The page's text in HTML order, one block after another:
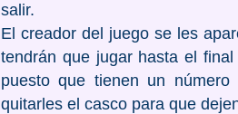
salir.
El creador del juego se les
tendrán que jugar hasta el
puesto que tienen un
quitarles el casco para que